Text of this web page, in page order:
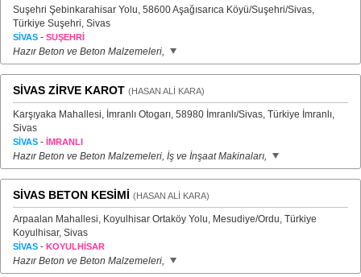
Suşehri Şebinkarahisar Yolu, 58600 Aşağısarıca Köyü/Suşehri/Sivas,
Türkiye Suşehri, Sivas
SİVAS - SUŞEHRİ
Hazır Beton ve Beton Malzemeleri,
SİVAS ZİRVE KAROT (HASAN ALİ KARA)
Karşıyaka Mahallesi, İmranlı Otogarı, 58980 İmranlı/Sivas, Türkiye İmranlı,
Sivas
SİVAS - İMRANLI
Hazır Beton ve Beton Malzemeleri, İş ve İnşaat Makinaları,
SİVAS BETON KESİMİ (HASAN ALİ KARA)
Arpaalan Mahallesi, Koyulhisar Ortaköy Yolu, Mesudiye/Ordu, Türkiye
Koyulhisar, Sivas
SİVAS - KOYULHİSAR
Hazır Beton ve Beton Malzemeleri,